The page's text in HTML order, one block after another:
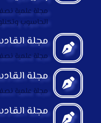
مجلة علمية
الحاسوب
مجلة
مجلة علمية
مجلة
مجلة علمية
مجلة